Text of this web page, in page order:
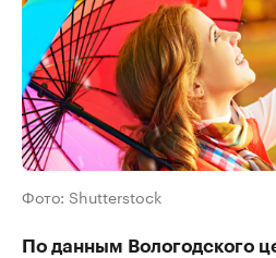
Фото: Shutterstock
По данным Вологодского